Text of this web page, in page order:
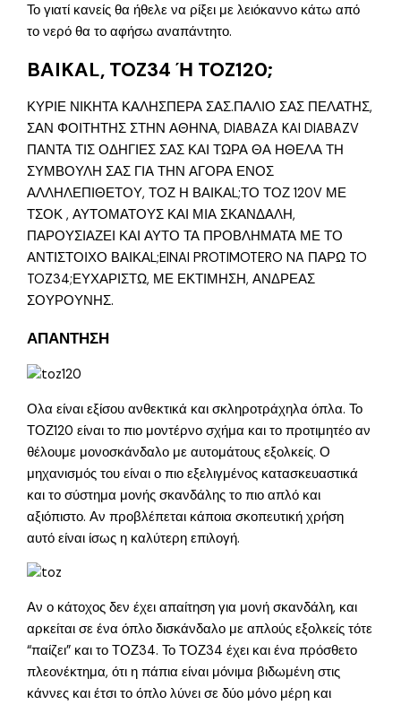
Το γιατί κανείς θα ήθελε να ρίξει με λειόκαννο κάτω από
το νερό θα το αφήσω αναπάντητο.
BAIKAL, TOZ34 Ή TOZ120;
ΚΥΡΙΕ ΝΙΚΗΤΑ ΚΑΛΗΣΠΕΡΑ ΣΑΣ.ΠΑΛΙΟ ΣΑΣ ΠΕΛΑΤΗΣ,
ΣΑΝ ΦΟΙΤΗΤΗΣ ΣΤΗΝ ΑΘΗΝΑ, DIABAZA KAI DIABAZV
ΠΑΝΤΑ ΤΙΣ ΟΔΗΓΙΕΣ ΣΑΣ ΚΑΙ ΤΩΡΑ ΘΑ ΗΘΕΛΑ ΤΗ
ΣΥΜΒΟΥΛΗ ΣΑΣ ΓΙΑ ΤΗΝ ΑΓΟΡΑ ΕΝΟΣ
ΑΛΛΗΛΕΠΙΘΕΤΟΥ, ΤΟΖ Η ΒΑΙΚΑL;ΤΟ ΤΟΖ 120V ΜΕ
ΤΣΟΚ , ΑΥΤΟΜΑΤΟΥΣ ΚΑΙ ΜΙΑ ΣΚΑΝΔΑΛΗ,
ΠΑΡΟΥΣΙΑΖΕΙ ΚΑΙ ΑΥΤΟ ΤΑ ΠΡΟΒΛΗΜΑΤΑ ΜΕ ΤΟ
ΑΝΤΙΣΤΟΙΧΟ ΒΑΙΚΑL;EINAI PROTIMOTERO NA ΠΑΡΩ TO
TOZ34;ΕΥΧΑΡΙΣΤΩ, ΜΕ ΕΚΤΙΜΗΣΗ, ΑΝΔΡΕΑΣ
ΣΟΥΡΟΥΝΗΣ.
ΑΠΑΝΤΗΣΗ
Ολα είναι εξίσου ανθεκτικά και σκληροτράχηλα όπλα. Το
ΤΟΖ120 είναι το πιο μοντέρνο σχήμα και το προτιμητέο αν
θέλουμε μονοσκάνδαλο με αυτομάτους εξολκείς. Ο
μηχανισμός του είναι ο πιο εξελιγμένος κατασκευαστικά
και το σύστημα μονής σκανδάλης το πιο απλό και
αξιόπιστο. Αν προβλέπεται κάποια σκοπευτική χρήση
αυτό είναι ίσως η καλύτερη επιλογή.
Αν ο κάτοχος δεν έχει απαίτηση για μονή σκανδάλη, και
αρκείται σε ένα όπλο δισκάνδαλο με απλούς εξολκείς τότε
“παίζει” και το ΤΟΖ34. Το ΤΟΖ34 έχει και ένα πρόσθετο
πλεονέκτημα, ότι η πάπια είναι μόνιμα βιδωμένη στις
κάννες και έτσι το όπλο λύνει σε δύο μόνο μέρη και